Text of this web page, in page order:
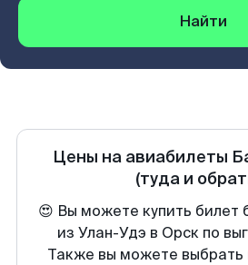
Найти
Цены на авиабилеты
(туда и
😍 Вы можете купить билет
из Улан-Удэ в Орск по
Также вы можете выбрать